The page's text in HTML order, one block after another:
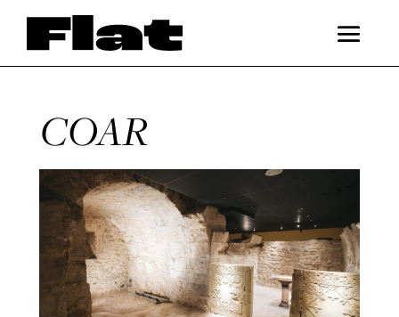
COAR